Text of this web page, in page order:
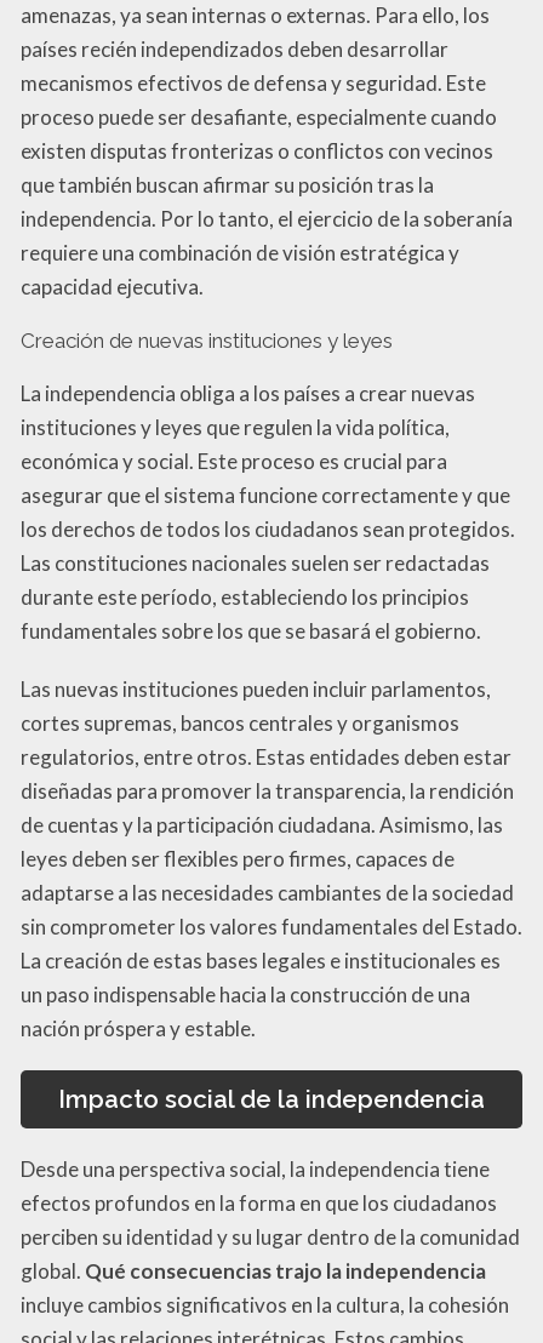
amenazas, ya sean internas o externas. Para ello, los
países recién independizados deben desarrollar
mecanismos efectivos de defensa y seguridad. Este
proceso puede ser desafiante, especialmente cuando
existen disputas fronterizas o conflictos con vecinos
que también buscan afirmar su posición tras la
independencia. Por lo tanto, el ejercicio de la soberanía
requiere una combinación de visión estratégica y
capacidad ejecutiva.
Creación de nuevas instituciones y leyes
La independencia obliga a los países a crear nuevas
instituciones y leyes que regulen la vida política,
económica y social. Este proceso es crucial para
asegurar que el sistema funcione correctamente y que
los derechos de todos los ciudadanos sean protegidos.
Las constituciones nacionales suelen ser redactadas
durante este período, estableciendo los principios
fundamentales sobre los que se basará el gobierno.
Las nuevas instituciones pueden incluir parlamentos,
cortes supremas, bancos centrales y organismos
regulatorios, entre otros. Estas entidades deben estar
diseñadas para promover la transparencia, la rendición
de cuentas y la participación ciudadana. Asimismo, las
leyes deben ser flexibles pero firmes, capaces de
adaptarse a las necesidades cambiantes de la sociedad
sin comprometer los valores fundamentales del Estado.
La creación de estas bases legales e institucionales es
un paso indispensable hacia la construcción de una
nación próspera y estable.
Impacto social de la independencia
Desde una perspectiva social, la independencia tiene
efectos profundos en la forma en que los ciudadanos
perciben su identidad y su lugar dentro de la comunidad
global. Qué consecuencias trajo la independencia
incluye cambios significativos en la cultura, la cohesión